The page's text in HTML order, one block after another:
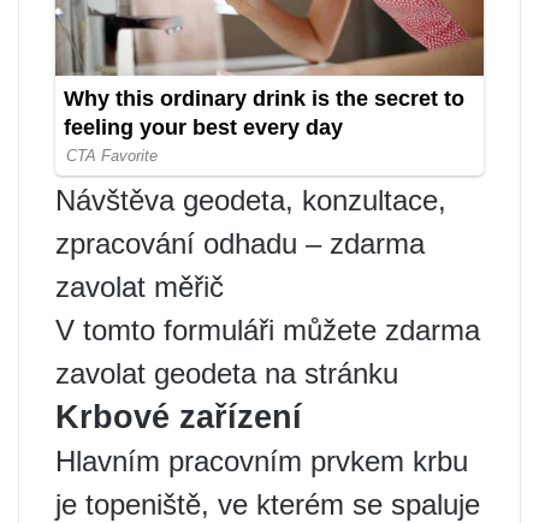
Návštěva geodeta, konzultace,
zpracování odhadu – zdarma
zavolat měřič
V tomto formuláři můžete zdarma
zavolat geodeta na stránku
Krbové zařízení
Hlavním pracovním prvkem krbu
je topeniště, ve kterém se spaluje